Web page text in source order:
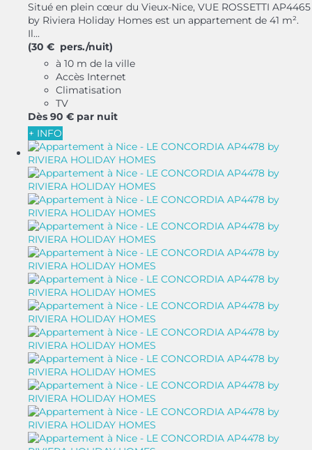
Situé en plein cœur du Vieux-Nice, VUE ROSSETTI AP4465
by Riviera Holiday Homes est un appartement de 41 m².
Il...
(30 € pers./nuit)
à 10 m de la ville
Accès Internet
Climatisation
TV
Dès 90 € par nuit
+ INFO